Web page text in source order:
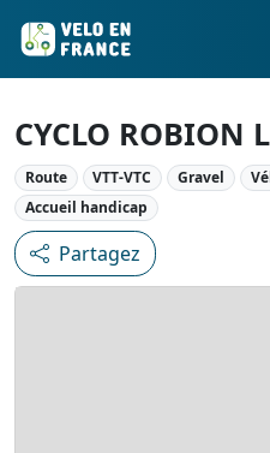
CYCLO ROBION
Route VTT-VTC Gravel
Accueil handicap
Partagez